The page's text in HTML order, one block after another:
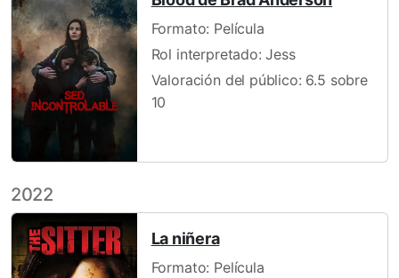
Formato: Película
Rol interpretado: Jess
Valoración del público: 6.5 sobre
10
2022
La niñera
Formato: Película